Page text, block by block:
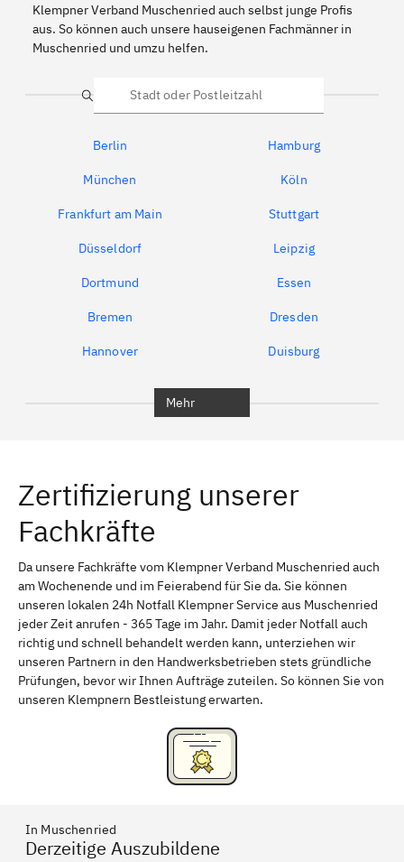
Klempner Verband Muschenried auch selbst junge Profis
aus. So können auch unsere hauseigenen Fachmänner in
Muschenried und umzu helfen.
Suche
Berlin Hamburg
München Köln
Frankfurt am Main Stuttgart
Düsseldorf Leipzig
Dortmund Essen
Bremen Dresden
Hannover Duisburg
Erlangen Bamberg
Bayreuth
Schweinfurt Passau
Freising Rudelsdorf, Mittelfranken
Mehr
Zertifizierung unserer
Fachkräfte
Da unsere Fachkräfte vom Klempner Verband Muschenried auch
am Wochenende und im Feierabend für Sie da. Sie können
unseren lokalen 24h Notfall Klempner Service aus Muschenried
jeder Zeit anrufen - 365 Tage im Jahr. Damit jeder Notfall auch
richtig und schnell behandelt werden kann, unterziehen wir
unseren Partnern in den Handwerksbetrieben stets gründliche
Prüfungen, bevor wir Ihnen Aufträge zuteilen. So können Sie von
unseren Klempnern Bestleistung erwarten.
In Muschenried
Derzeitige Auszubildene